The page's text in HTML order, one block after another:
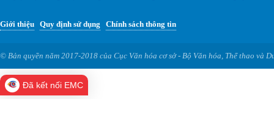
Giới thiệu Quy định sử dụng Chính sách thông tin
© Bản quyền năm 2017-2018 của Cục Văn hóa cơ sở - Bộ Văn hóa, Thể thao và
Đã kết nối EMC